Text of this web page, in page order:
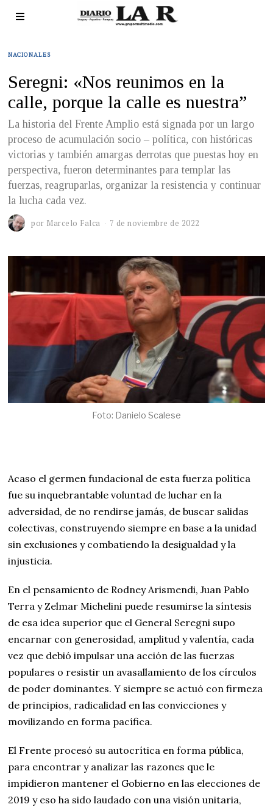
NACIONALES
Seregni: «Nos reunimos en la
calle, porque la calle es nuestra”
La historia del Frente Amplio está signada por un largo
proceso de acumulación socio – política, con históricas
victorias y también amargas derrotas que puestas hoy en
perspectiva, fueron determinantes para templar las
fuerzas, reagruparlas, organizar la resistencia y continuar
la lucha cada vez.
por Marcelo Falca 7 de noviembre de 2022
Foto: Danielo Scalese
Acaso el germen fundacional de esta fuerza política
fue su inquebrantable voluntad de luchar en la
adversidad, de no rendirse jamás, de buscar salidas
colectivas, construyendo siempre en base a la unidad
sin exclusiones y combatiendo la desigualdad y la
injusticia.
En el pensamiento de Rodney Arismendi, Juan Pablo
Terra y Zelmar Michelini puede resumirse la síntesis
de esa idea superior que el General Seregni supo
encarnar con generosidad, amplitud y valentía, cada
vez que debió impulsar una acción de las fuerzas
populares o resistir un avasallamiento de los círculos
de poder dominantes. Y siempre se actuó con firmeza
de principios, radicalidad en las convicciones y
movilizando en forma pacífica.
El Frente procesó su autocrítica en forma pública,
para encontrar y analizar las razones que le
impidieron mantener el Gobierno en las elecciones de
2019 y eso ha sido laudado con una visión unitaria,